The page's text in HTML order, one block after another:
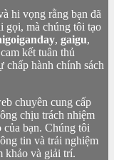
hi vọng rằng bạn đã
gọi, mà chúng tôi tạo
, gaigu,
kết tuân thủ
chấp hành chính sách
chuyên cung cấp
chịu trách nhiệm
bạn. Chúng tôi
tin và trải nghiệm
khảo và giải trí.